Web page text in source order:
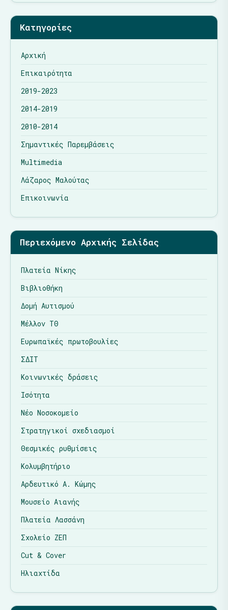
Κατηγορίες
Αρχική
Επικαιρότητα
2019-2023
2014-2019
2010-2014
Σημαντικές Παρεμβάσεις
Multimedia
Λάζαρος Μαλούτας
Επικοινωνία
Περιεχόμενο Αρχικής Σελίδας
Πλατεία Νίκης
Βιβλιοθήκη
Δομή Αυτισμού
Μέλλον ΤΘ
Ευρωπαϊκές πρωτοβουλίες
ΣΔΙΤ
Κοινωνικές δράσεις
Ισότητα
Νέο Νοσοκομείο
Στρατηγικοί σχεδιασμοί
Θεσμικές ρυθμίσεις
Κολυμβητήριο
Αρδευτικό Α. Κώμης
Μουσείο Αιανής
Πλατεία Λασσάνη
Σχολείο ΖΕΠ
Cut & Cover
Ηλιαχτίδα